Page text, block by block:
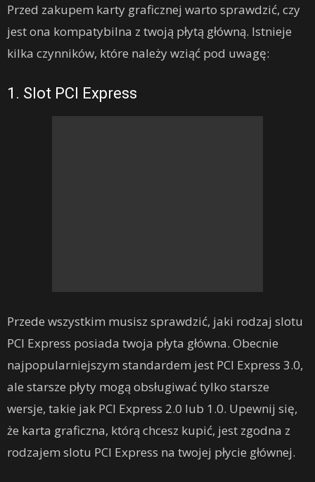
Przed zakupem karty graficznej warto sprawdzić, czy
jest ona kompatybilna z twoją płytą główną. Istnieje
kilka czynników, które należy wziąć pod uwagę:
1. Slot PCI Express
Przede wszystkim musisz sprawdzić, jaki rodzaj slotu
PCI Express posiada twoja płyta główna. Obecnie
najpopularniejszym standardem jest PCI Express 3.0,
ale starsze płyty mogą obsługiwać tylko starsze
wersje, takie jak PCI Express 2.0 lub 1.0. Upewnij się,
że karta graficzna, którą chcesz kupić, jest zgodna z
rodzajem slotu PCI Express na twojej płycie głównej.